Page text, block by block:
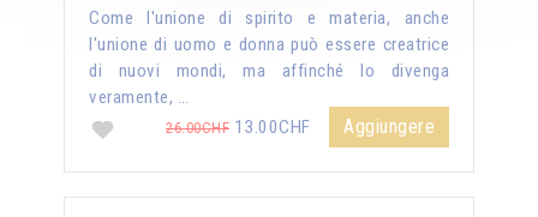
Come l'unione di spirito e materia, anche
l'unione di uomo e donna può essere creatrice
di nuovi mondi, ma affinché lo divenga
veramente, …
26.00CHF 13.00CHF Aggiungere